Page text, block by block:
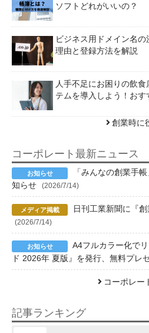
ソフトどれがいいの？
ビジネス用ドメイン名
理由と登録方法を解説
人手不足にお困りの飲
テムを導入しよう！おす
創業時に
コーポレート最新ニュース
「みんなの創業手
知らせ
(2026/7/14)
日刊工業新聞に『
(2026/7/14)
A4フルカラー化で
ド 2026年 夏版』を発行、無料プレ
コーポレー
記事ランキング